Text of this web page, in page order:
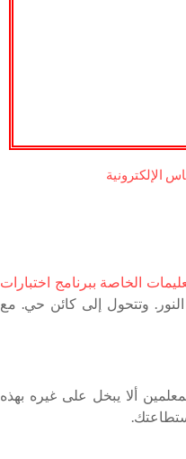
الإلكترونية
الخاصة ببرنامج اختبارات
النور. وتتحول إلى كائن حي. مع
ألا يبخل على غيره بهذه